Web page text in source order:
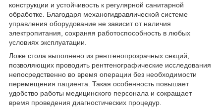
конструкции и устойчивость к регулярной санитарной
обработке. Благодаря механогидравлической системе
управления оборудование не зависит от наличия
электропитания, сохраняя работоспособность в любых
условиях эксплуатации.
Ложе стола выполнено из рентгенопрозрачных секций,
позволяющих проводить рентгенографические исследования
непосредственно во время операции без необходимости
перемещения пациента. Такая особенность повышает
удобство работы медицинского персонала и сокращает
время проведения диагностических процедур.